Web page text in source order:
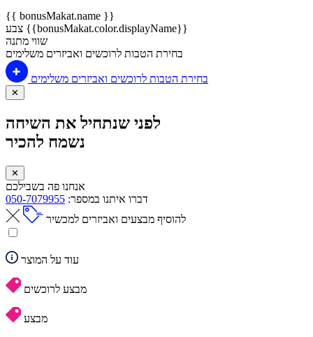
{{ bonusMakat.name }}
צבע {{bonusMakat.color.displayName}}
שווי מתנה
בחירת הטבות לרוכשים ואביזרים משלימים
בחירת הטבות לרוכשים ואביזרים משלימים
✕
לפני שנתחיל את השיחה
נשמח להכיר
✕
אנחנו פה בשבילכם
דברו איתנו במספר: 050-7079955
להוסיף מבצעים ואביזרים למכשיר
עוד על המוצר
מבצע לרוכשים
מבצע